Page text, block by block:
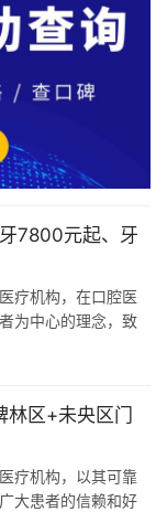
7800元起、牙
疗机构，在口腔医
为中心的理念，致
林区+未央区门
疗机构，以其可靠
大患者的信赖和好